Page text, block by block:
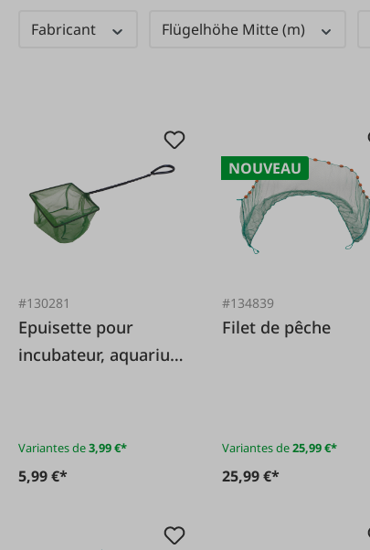
Fabricant Flügelhöhe Mitte (m)
#130281
Epuisette pour
incubateur, aquarium
Variantes de3,99 €*
5,99 €*
NOUVEAU
#134839
Filet de pêche
Variantes de25,99 €*
25,99 €*